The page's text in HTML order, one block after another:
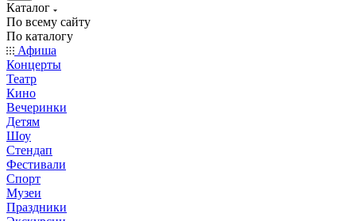
Каталог
По всему сайту
По каталогу
Афиша
Концерты
Театр
Кино
Вечеринки
Детям
Шоу
Стендап
Фестивали
Спорт
Музеи
Праздники